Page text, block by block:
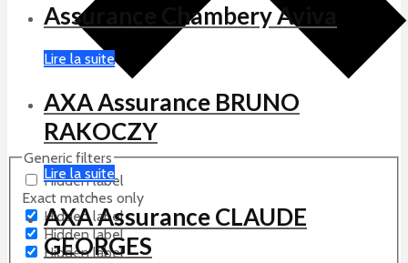
Generic filters
Hidden label
Exact matches only
Hidden label
Hidden label
Hidden label
Assurance Chambery Aviva
Lire la suite
AXA Assurance BRUNO
RAKOCZY
Lire la suite
AXA Assurance CLAUDE
GEORGES